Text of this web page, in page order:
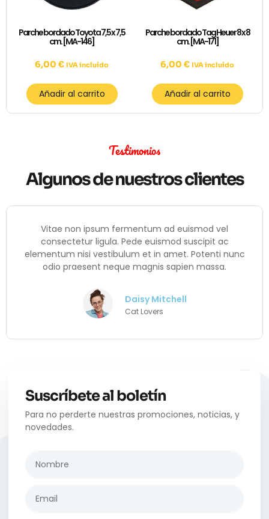
Parche bordado Toyota 7,5 x 7,5
cm. [MA-146]
6,00 € IVA incluído
Añadir al carrito
Parche bordado Tag Heuer 8 x 8
cm. [MA-171]
6,00 € IVA incluído
Añadir al carrito
Testimonios
Algunos de nuestros clientes
Vitae non ipsum fermentum ad euismod vel
consectetur ligula. Pede euismod suscipit ac
elementum nisi vestibulum et in amet. Potenti nunc
odio praesent neque magnis sapien massa.
Daisy Mitchell
Cat Lovers
Suscríbete al boletín
Para no perderte nuestras promociones, noticias, y
novedades.